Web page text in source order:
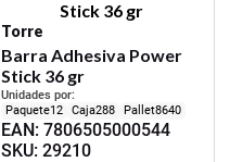
Torre
Barra Adhesiva Power
Stick 36 gr
Unidades por:
12
288 8640
EAN: 7806505000544
SKU: 29210